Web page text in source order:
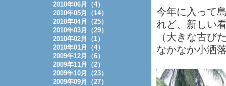
今年に入って
れど、新しい
（大きな古び
なかなか小洒
2010年06月（4）
2010年05月（14）
2010年04月（25）
2010年03月（29）
2010年02月（1）
2010年01月（4）
2009年12月（6）
2009年11月（2）
2009年10月（23）
2009年09月（27）